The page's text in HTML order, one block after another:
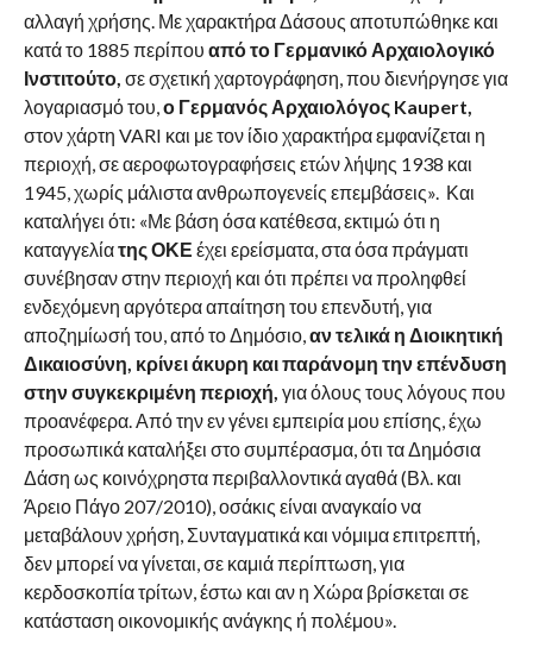
αλλαγή χρήσης. Με χαρακτήρα Δάσους αποτυπώθηκε και
κατά το 1885 περίπου από το Γερμανικό Αρχαιολογικό
Ινστιτούτο, σε σχετική χαρτογράφηση, που διενήργησε για
λογαριασμό του,ο Γερμανός Αρχαιολόγος Kaupert,
στον χάρτη VARI και με τον ίδιο χαρακτήρα εμφανίζεται η
περιοχή, σε αεροφωτογραφήσεις ετών λήψης 1938 και
1945, χωρίς μάλιστα ανθρωπογενείς επεμβάσεις». Και
καταλήγει ότι: «Με βάση όσα κατέθεσα, εκτιμώ ότι η
καταγγελίατης ΟΚΕ έχει ερείσματα, στα όσα πράγματι
συνέβησαν στην περιοχή και ότι πρέπει να προληφθεί
ενδεχόμενη αργότερα απαίτηση του επενδυτή, για
αποζημίωσή του, από το Δημόσιο,αν τελικά η Διοικητική
Δικαιοσύνη, κρίνει άκυρη και παράνομη την επένδυση
στην συγκεκριμένη περιοχή, για όλους τους λόγους που
προανέφερα. Από την εν γένει εμπειρία μου επίσης, έχω
προσωπικά καταλήξει στο συμπέρασμα, ότι τα Δημόσια
Δάση ως κοινόχρηστα περιβαλλοντικά αγαθά (Βλ. και
Άρειο Πάγο 207/2010), οσάκις είναι αναγκαίο να
μεταβάλουν χρήση, Συνταγματικά και νόμιμα επιτρεπτή,
δεν μπορεί να γίνεται, σε καμιά περίπτωση, για
κερδοσκοπία τρίτων, έστω και αν η Χώρα βρίσκεται σε
κατάσταση οικονομικής ανάγκης ή πολέμου».